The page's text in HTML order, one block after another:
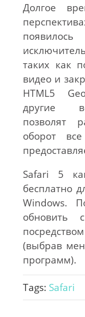
Долгое
таких как
видео и
HTML5
другие
позволят
оборот
Safari 5
бесплатно
Windows.
обновить
(выбрав
программ).
Tags: Safari